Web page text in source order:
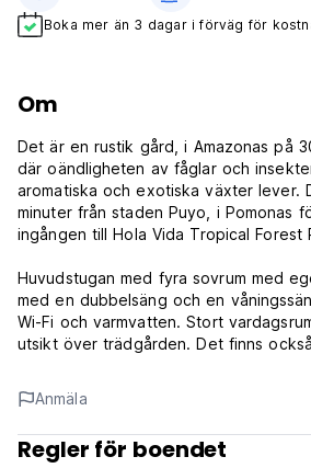
Boka mer än 3 dagar i förväg för
Om
Det är en rustik gård, i Amazonas på
där oändligheten av fåglar och
aromatiska och exotiska växter lever.
minuter från staden Puyo, i Pomonas
ingången till Hola Vida Tropical Forest
Huvudstugan med fyra sovrum med
med en dubbelsäng och en
Wi-Fi och varmvatten. Stort
utsikt över trädgården. Det finns
enheter och gemensamma utrymmen
parasoller, duschar, i en fascinerande
det finns ett gemensamt kök och
Anmäla
Regler för boendet